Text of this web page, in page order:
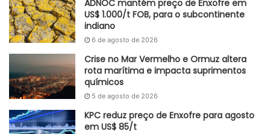
Fonte FGV Ibre
Etiquetas cal
ADNOC mantém preço de Enxofre em
US$ 1.000/t FOB, para o subcontinente
indiano
6 de agosto de 2026
Crise no Mar Vermelho e Ormuz altera
rota marítima e impacta suprimentos
químicos
5 de agosto de 2026
KPC reduz preço de Enxofre para agosto
em US$ 85/t